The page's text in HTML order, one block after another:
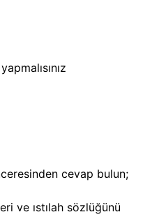
cevap bulun;
ve ıstılah sözlüğünü